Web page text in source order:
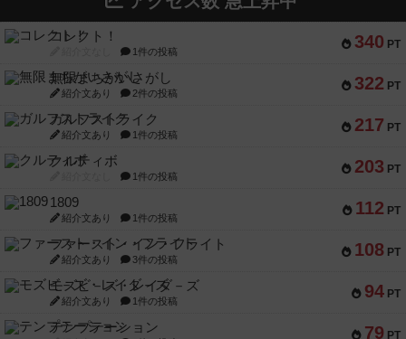
340 PT
コレクト！
1件の投稿
322 PT
無限まちがいさがし
紹介文あり 2件の投稿
217 PT
ガルフストライク
紹介文あり 1件の投稿
203 PT
クルティボ
1件の投稿
112 PT
1809
紹介文あり 1件の投稿
108 PT
ファースト・イン・フライト
紹介文あり 3件の投稿
94 PT
モズビ－ズ・レイダ－ズ
紹介文あり 1件の投稿
79 PT
テンプテーション